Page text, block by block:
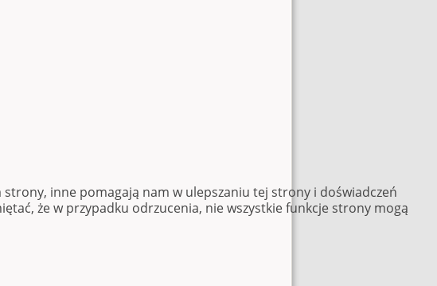
inne pomagają nam w ulepszaniu tej strony i doświadczeń
że w przypadku odrzucenia, nie wszystkie funkcje strony mogą